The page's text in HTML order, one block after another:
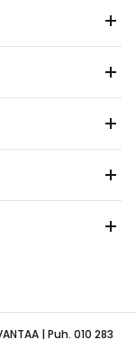
| Puh. 010 283